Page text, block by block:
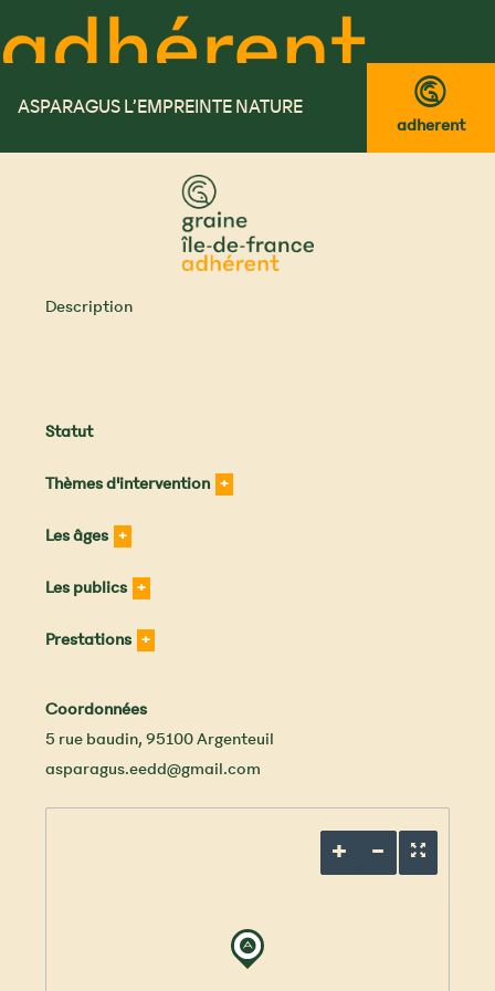
ASPARAGUS L’EMPREINTE NATURE
™
adherent
Description
Statut
Thèmes d'intervention
Les âges
Les publics
Prestations
Coordonnées
5 rue baudin,95100Argenteuil
asparagus.eedd@gmail.com